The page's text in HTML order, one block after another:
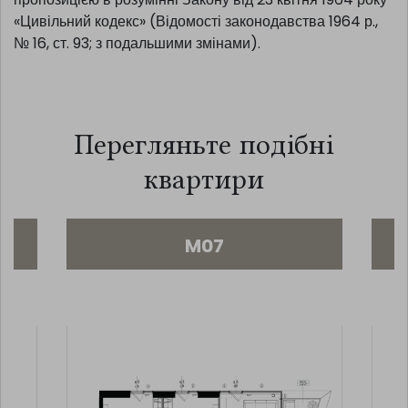
biuro@salvakancelaria.pl , тел. 510 646 594. Ця
симуляція носить ознайомчий характер і не є
Перегляньте подібні
квартири